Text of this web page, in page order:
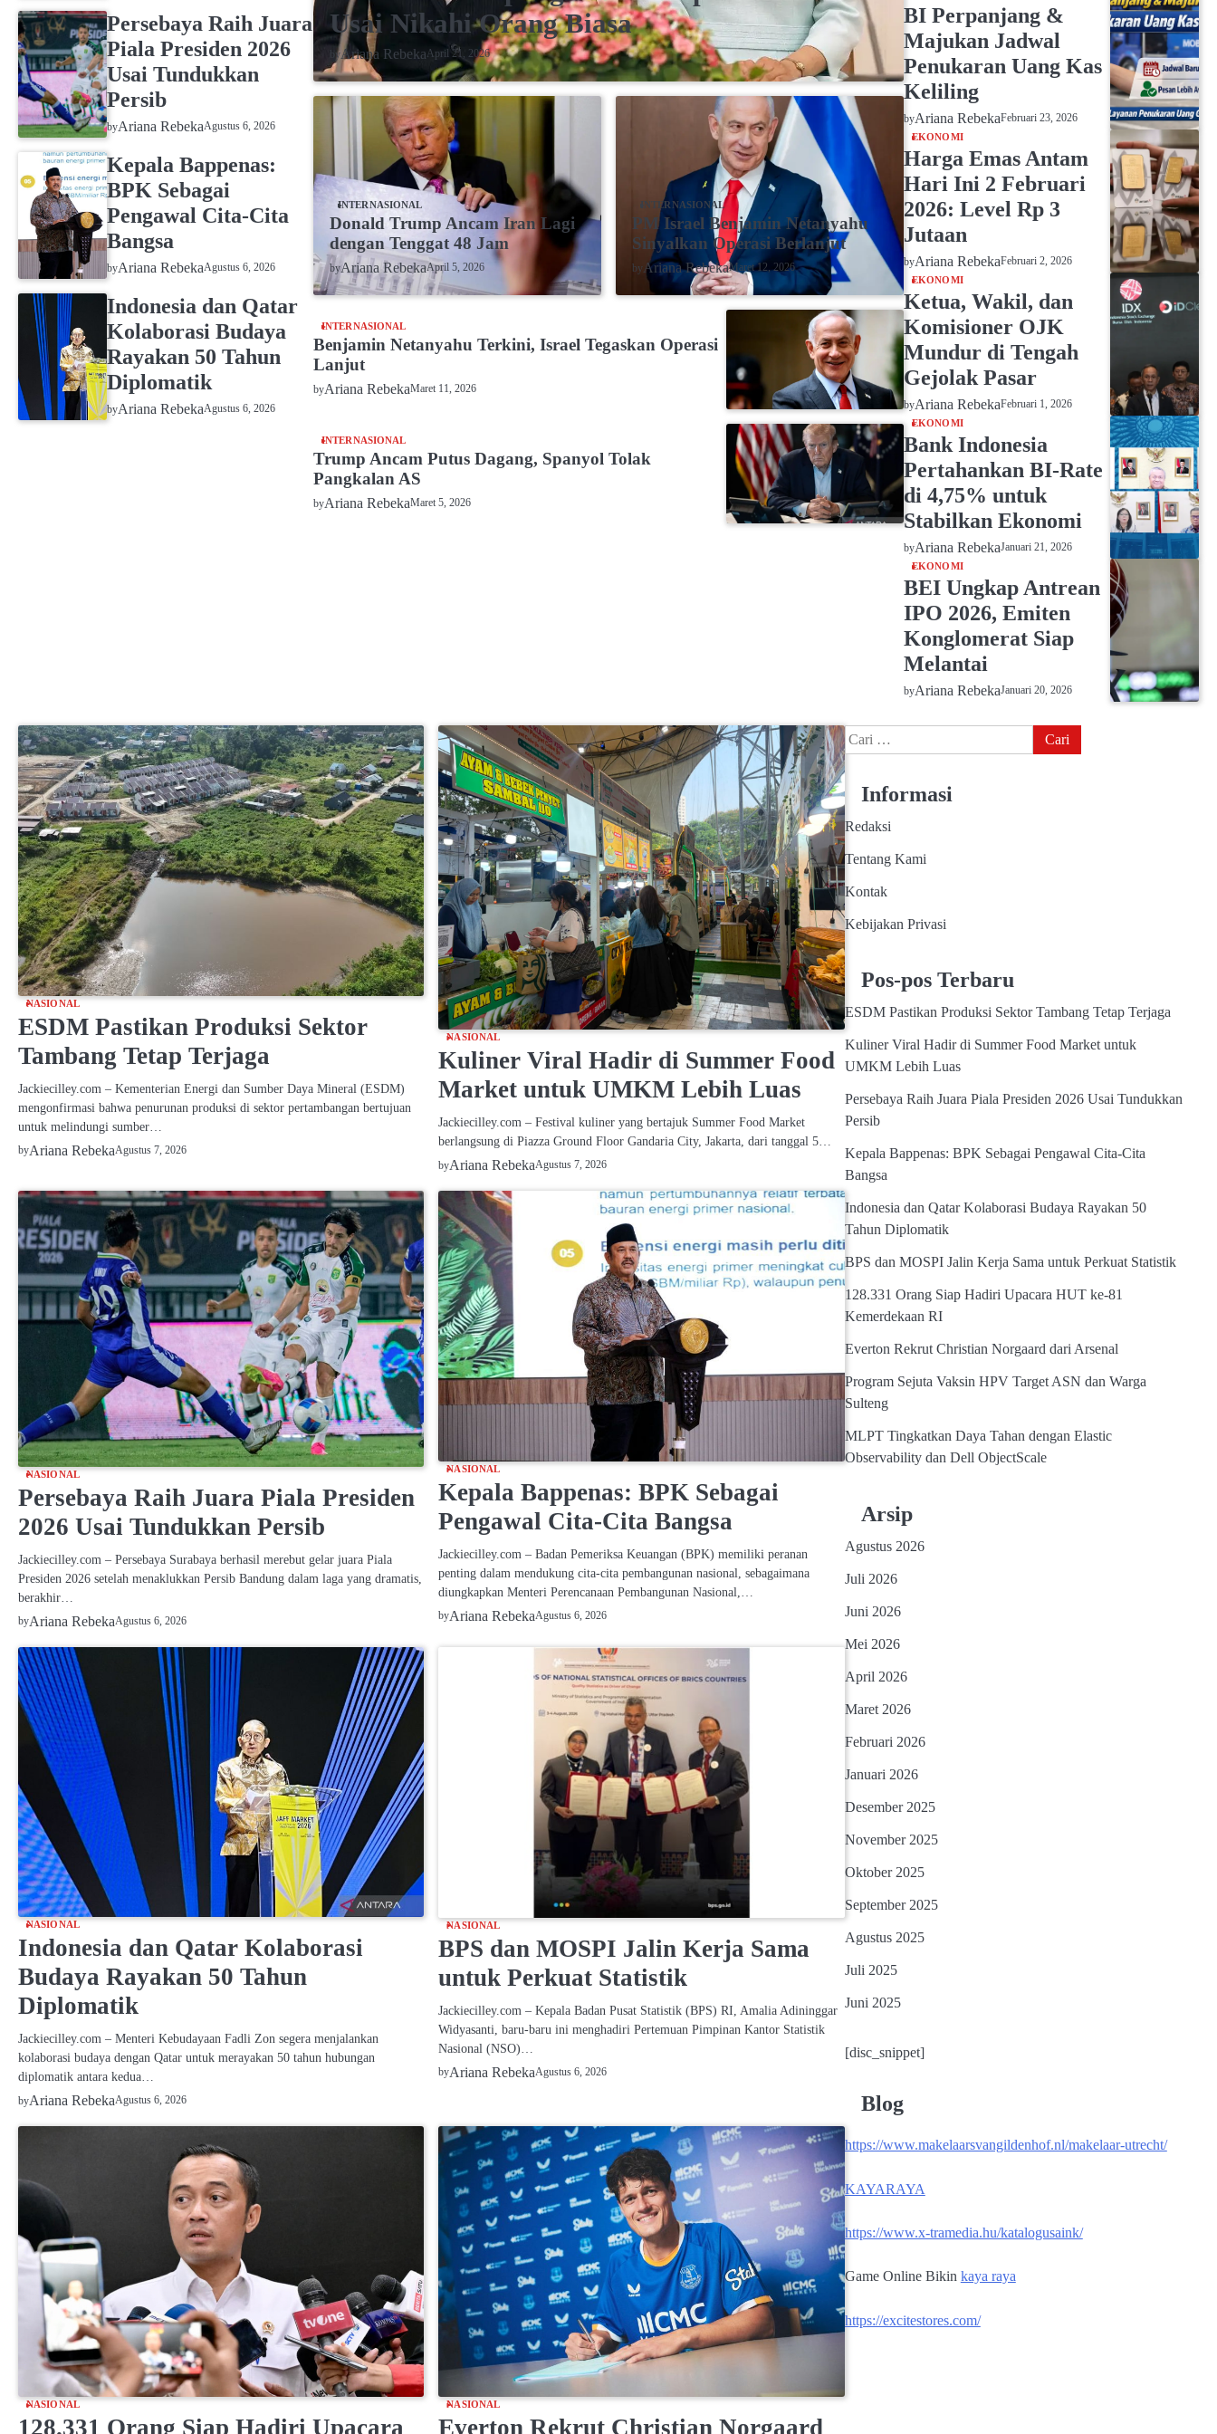
Usai Nikahi Orang Biasa
byAriana RebekaApril 21, 2026
INTERNASIONAL
Donald Trump Ancam Iran Lagi
dengan Tenggat 48 Jam
byAriana RebekaApril 5, 2026
INTERNASIONAL
PM Israel Benjamin Netanyahu
Sinyalkan Operasi Berlanjut
byAriana RebekaMaret 12, 2026
INTERNASIONAL
Benjamin Netanyahu Terkini, Israel Tegaskan Operasi
Lanjut
byAriana RebekaMaret 11, 2026
INTERNASIONAL
Trump Ancam Putus Dagang, Spanyol Tolak
Pangkalan AS
byAriana RebekaMaret 5, 2026
BI Perpanjang &
Majukan Jadwal
Penukaran Uang Kas
Keliling
byAriana RebekaFebruari 23, 2026
EKONOMI
Harga Emas Antam
Hari Ini 2 Februari
2026: Level Rp 3
Jutaan
byAriana RebekaFebruari 2, 2026
EKONOMI
Ketua, Wakil, dan
Komisioner OJK
Mundur di Tengah
Gejolak Pasar
byAriana RebekaFebruari 1, 2026
EKONOMI
Bank Indonesia
Pertahankan BI-Rate
di 4,75% untuk
Stabilkan Ekonomi
byAriana RebekaJanuari 21, 2026
EKONOMI
BEI Ungkap Antrean
IPO 2026, Emiten
Konglomerat Siap
Melantai
byAriana RebekaJanuari 20, 2026
Persebaya Raih Juara
Piala Presiden 2026
Usai Tundukkan
Persib
byAriana RebekaAgustus 6, 2026
Kepala Bappenas:
BPK Sebagai
Pengawal Cita-Cita
Bangsa
byAriana RebekaAgustus 6, 2026
Indonesia dan Qatar
Kolaborasi Budaya
Rayakan 50 Tahun
Diplomatik
byAriana RebekaAgustus 6, 2026
NASIONAL
ESDM Pastikan Produksi Sektor
Tambang Tetap Terjaga
Jackiecilley.com – Kementerian Energi dan Sumber Daya Mineral (ESDM)
mengonfirmasi bahwa penurunan produksi di sektor pertambangan bertujuan
untuk melindungi sumber…
byAriana RebekaAgustus 7, 2026
NASIONAL
Kuliner Viral Hadir di Summer Food
Market untuk UMKM Lebih Luas
Jackiecilley.com – Festival kuliner yang bertajuk Summer Food Market
berlangsung di Piazza Ground Floor Gandaria City, Jakarta, dari tanggal 5…
byAriana RebekaAgustus 7, 2026
NASIONAL
Persebaya Raih Juara Piala Presiden
2026 Usai Tundukkan Persib
Jackiecilley.com – Persebaya Surabaya berhasil merebut gelar juara Piala
Presiden 2026 setelah menaklukkan Persib Bandung dalam laga yang dramatis,
berakhir…
byAriana RebekaAgustus 6, 2026
NASIONAL
Kepala Bappenas: BPK Sebagai
Pengawal Cita-Cita Bangsa
Jackiecilley.com – Badan Pemeriksa Keuangan (BPK) memiliki peranan
penting dalam mendukung cita-cita pembangunan nasional, sebagaimana
diungkapkan Menteri Perencanaan Pembangunan Nasional,…
byAriana RebekaAgustus 6, 2026
NASIONAL
Indonesia dan Qatar Kolaborasi
Budaya Rayakan 50 Tahun
Diplomatik
Jackiecilley.com – Menteri Kebudayaan Fadli Zon segera menjalankan
kolaborasi budaya dengan Qatar untuk merayakan 50 tahun hubungan
diplomatik antara kedua…
byAriana RebekaAgustus 6, 2026
NASIONAL
BPS dan MOSPI Jalin Kerja Sama
untuk Perkuat Statistik
Jackiecilley.com – Kepala Badan Pusat Statistik (BPS) RI, Amalia Adininggar
Widyasanti, baru-baru ini menghadiri Pertemuan Pimpinan Kantor Statistik
Nasional (NSO)…
byAriana RebekaAgustus 6, 2026
NASIONAL
128.331 Orang Siap Hadiri Upacara
NASIONAL
Everton Rekrut Christian Norgaard
Cari
untuk:
Informasi
Redaksi
Tentang Kami
Kontak
Kebijakan Privasi
Pos-pos Terbaru
ESDM Pastikan Produksi Sektor Tambang Tetap Terjaga
Kuliner Viral Hadir di Summer Food Market untuk
UMKM Lebih Luas
Persebaya Raih Juara Piala Presiden 2026 Usai Tundukkan
Persib
Kepala Bappenas: BPK Sebagai Pengawal Cita-Cita
Bangsa
Indonesia dan Qatar Kolaborasi Budaya Rayakan 50
Tahun Diplomatik
BPS dan MOSPI Jalin Kerja Sama untuk Perkuat Statistik
128.331 Orang Siap Hadiri Upacara HUT ke-81
Kemerdekaan RI
Everton Rekrut Christian Norgaard dari Arsenal
Program Sejuta Vaksin HPV Target ASN dan Warga
Sulteng
MLPT Tingkatkan Daya Tahan dengan Elastic
Observability dan Dell ObjectScale
Arsip
Agustus 2026
Juli 2026
Juni 2026
Mei 2026
April 2026
Maret 2026
Februari 2026
Januari 2026
Desember 2025
November 2025
Oktober 2025
September 2025
Agustus 2025
Juli 2025
Juni 2025
[disc_snippet]
Blog
https://www.makelaarsvangildenhof.nl/makelaar-utrecht/
KAYARAYA
https://www.x-tramedia.hu/katalogusaink/
Game Online Bikin kaya raya
https://excitestores.com/